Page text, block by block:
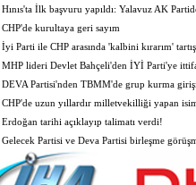
Hınıs'ta İlk başvuru yapıldı: Yalavuz AK
CHP'de kurultaya geri sayım
İyi Parti ile CHP arasında 'kalbini kırarım'
MHP lideri Devlet Bahçeli'den İYİ Parti'ye
DEVA Partisi'nden TBMM'de grup kurma
CHP'de uzun yıllardır milletvekilliği yapan
Erdoğan tarihi açıklayıp talimatı verdi!
Gelecek Partisi ve Deva Partisi birleşme